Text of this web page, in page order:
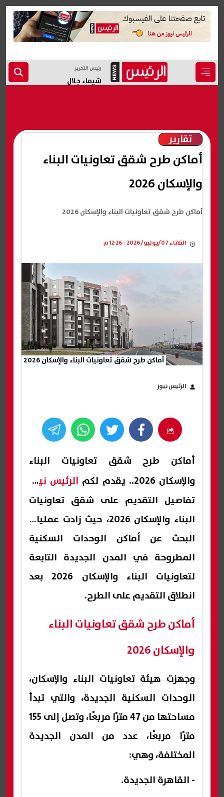
رئيس التحرير
شيماء جلال
تقارير
أماكن طرح شقق تعاونيات البناء والإسكان 2026
أماكن طرح شقق تعاونيات البناء
والإسكان 2026
الثلاثاء 07/يوليو/2026 - 12:26 م
أماكن طرح شقق تعاونيات البناء والإسكان 2026
الرئيس نيوز
أماكن طرح شقق تعاونيات البناء
والإسكان 2026.. يقدم لكم
الرئيس نيوز
تفاصيل التقديم على شقق تعاونيات
البناء والإسكان 2026، حيث زادت عمليات
البحث عن أماكن الوحدات السكنية
المطروحة في المدن الجديدة التابعة
لتعاونيات البناء والإسكان 2026 بعد
انطلاق التقديم على الطرح.
أماكن طرح شقق تعاونيات البناء
والإسكان 2026
وجهزت هيئة تعاونيات البناء والإسكان،
الوحدات السكنية الجديدة، والتي تبدأ
مساحتها من 47 مترًا مربعًا، وتصل إلى 155
مترًا مربعًا، عدد من المدن الجديدة
المختلفة، وهي:
- القاهرة الجديدة.